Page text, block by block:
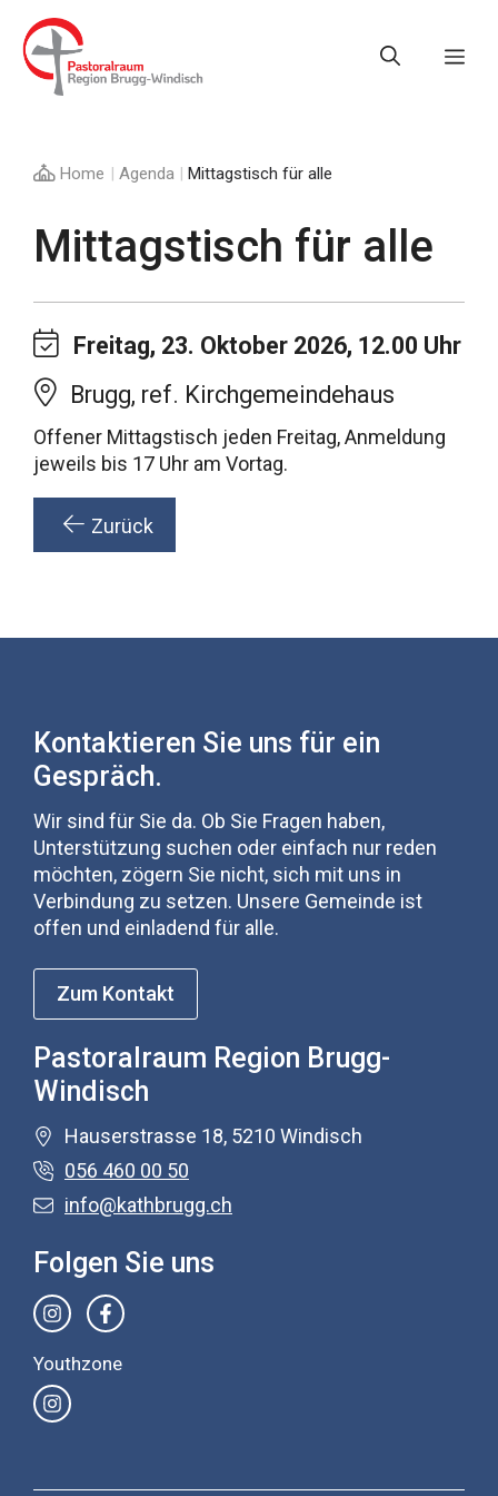
zum
Inhalt
Home | Agenda | Mittagstisch für alle
Mittagstisch für alle
Freitag, 23. Oktober 2026, 12.00 Uhr
Brugg, ref. Kirchgemeindehaus
Offener Mittagstisch jeden Freitag, Anmeldung
jeweils bis 17 Uhr am Vortag.
Zurück
Kontaktieren Sie uns für ein
Gespräch.
Wir sind für Sie da. Ob Sie Fragen haben,
Unterstützung suchen oder einfach nur reden
möchten, zögern Sie nicht, sich mit uns in
Verbindung zu setzen. Unsere Gemeinde ist
offen und einladend für alle.
Zum Kontakt
Pastoralraum Region Brugg-
Windisch
Hauserstrasse 18, 5210 Windisch
056 460 00 50
info@kathbrugg.ch
Folgen Sie uns
Youthzone